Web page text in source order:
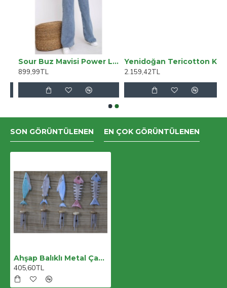
Sour Buz Mavisi Power Likralı Süper Yüksek Bel Salaş Jeans Palazzo Pantolon
899,99TL
Yenidoğan Tericotton Kumaş Multi Mevsimlik Bebek Battaniyesi Kundak
2.159,42TL
SON GÖRÜNTÜLENEN EN ÇOK GÖRÜNTÜLENEN
Ahşap Balıklı Metal Çan No:5
405,60TL